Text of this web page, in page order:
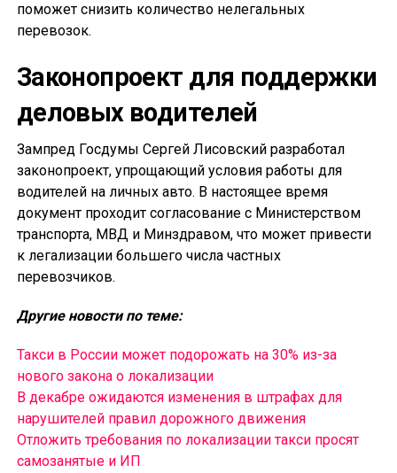
поможет снизить количество нелегальных
перевозок.
Законопроект для поддержки
деловых водителей
Зампред Госдумы Сергей Лисовский разработал
законопроект, упрощающий условия работы для
водителей на личных авто. В настоящее время
документ проходит согласование с Министерством
транспорта, МВД и Минздравом, что может привести
к легализации большего числа частных
перевозчиков.
Другие новости по теме:
Такси в России может подорожать на 30% из-за
нового закона о локализации
В декабре ожидаются изменения в штрафах для
нарушителей правил дорожного движения
Отложить требования по локализации такси просят
самозанятые и ИП